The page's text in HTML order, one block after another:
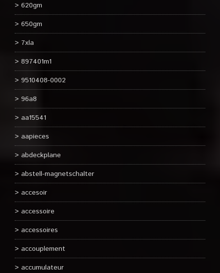
620gm
650gm
7xla
897401m1
9510408-0002
96a8
aa15541
aapieces
abdeckplane
abstell-magnetschalter
accesoir
accessoire
accessoires
accouplement
accumulateur